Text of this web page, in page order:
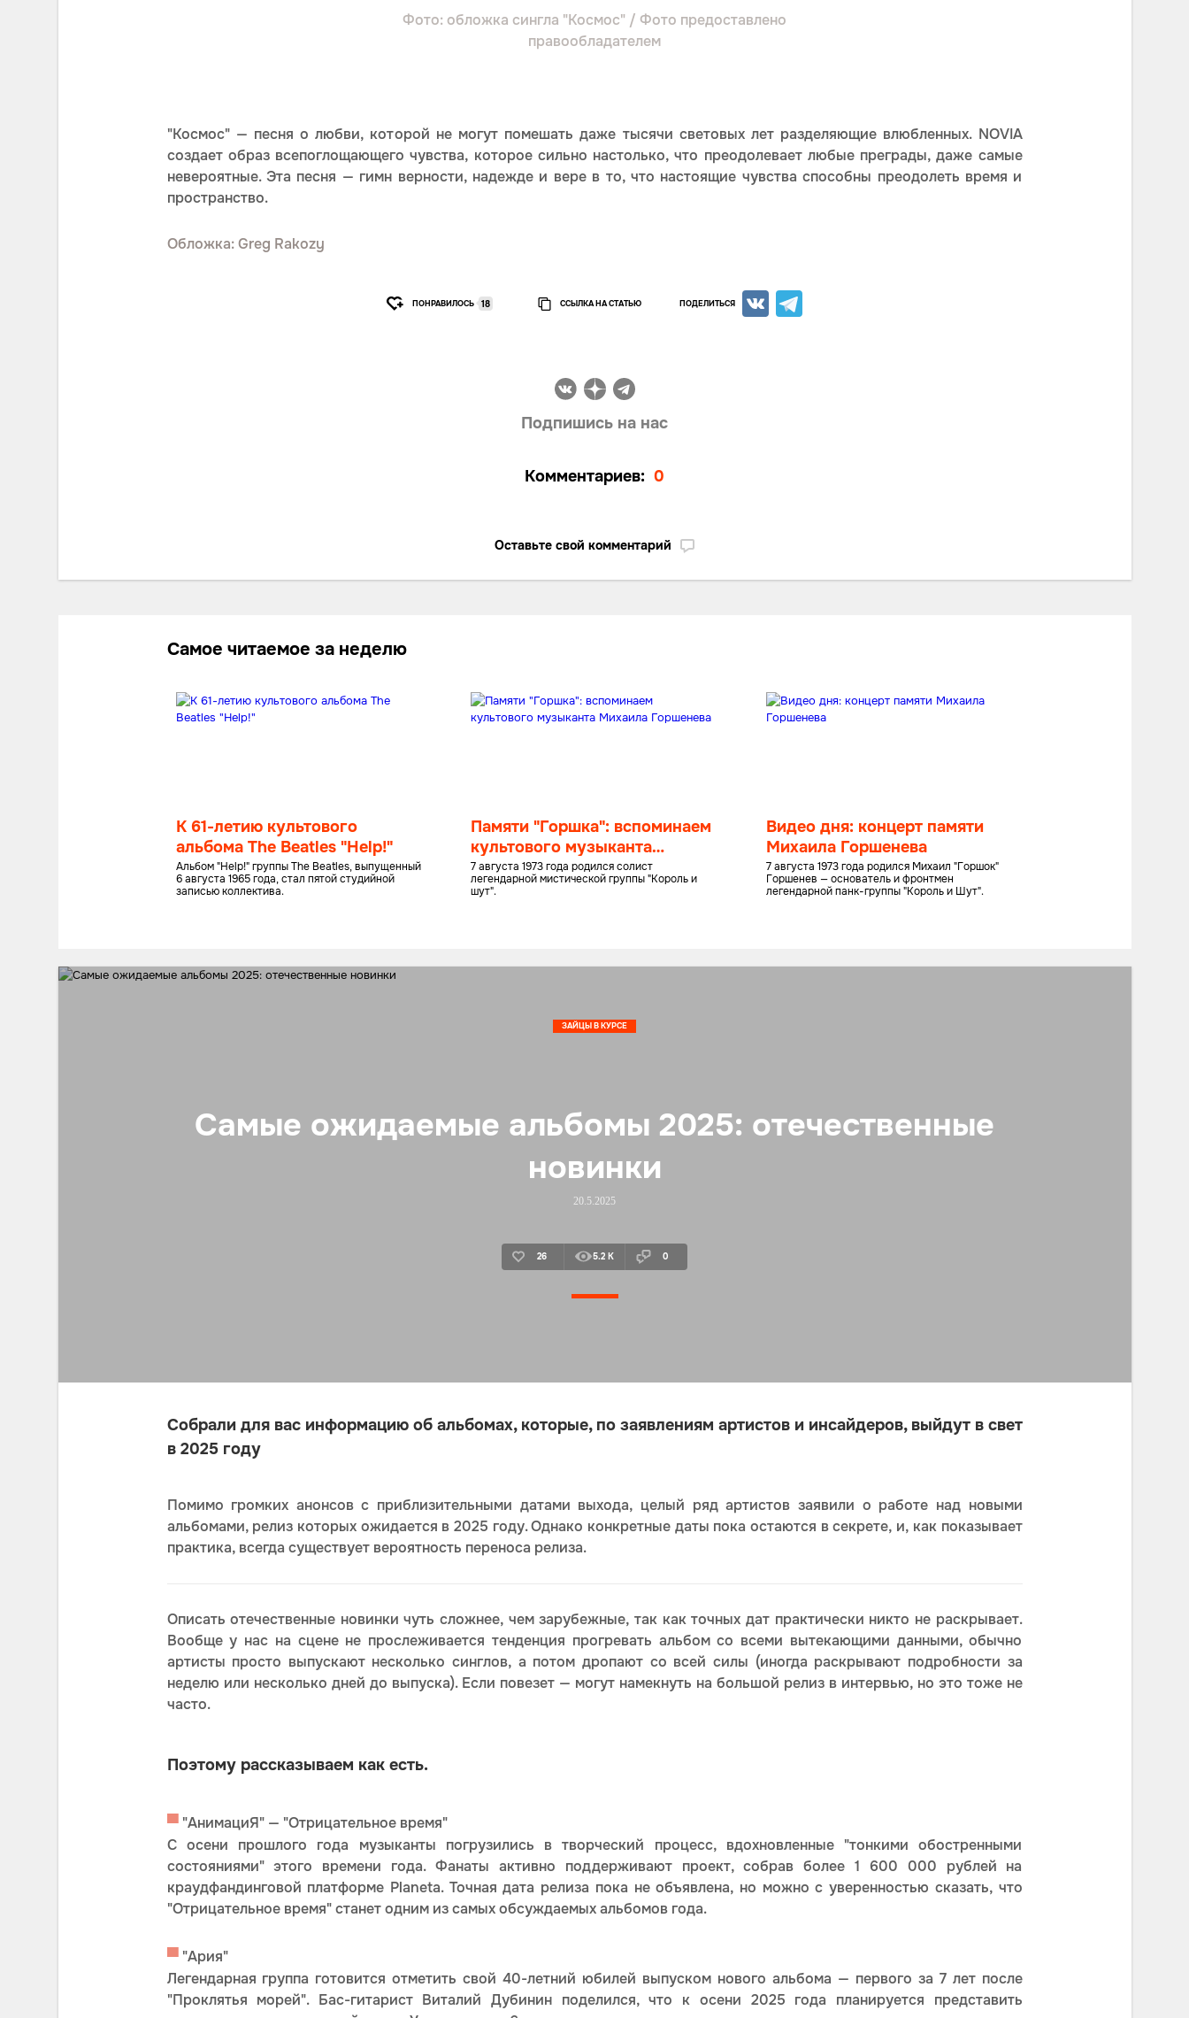
Фото: обложка сингла "Космос" / Фото предоставлено
правообладателем
"Космос" — песня о любви, которой не могут помешать даже тысячи световых лет разделяющие влюбленных. NOVIA
создает образ всепоглощающего чувства, которое сильно настолько, что преодолевает любые преграды, даже самые
невероятные. Эта песня — гимн верности, надежде и вере в то, что настоящие чувства способны преодолеть время и
пространство.
Обложка: Greg Rakozy
ПОНРАВИЛОСЬ 18 ССЫЛКА НА СТАТЬЮ ПОДЕЛИТЬСЯ
Подпишись на нас
Комментариев: 0
Оставьте свой комментарий
Самое читаемое за неделю
К 61-летию культового
альбома The Beatles "Help!"
Альбом "Help!" группы The Beatles, выпущенный
6 августа 1965 года, стал пятой студийной
записью коллектива.
Памяти "Горшка": вспоминаем
культового музыканта
Михаила Горшенева
7 августа 1973 года родился солист
легендарной мистической группы "Король и
шут".
Видео дня: концерт памяти
Михаила Горшенева
7 августа 1973 года родился Михаил "Горшок"
Горшенев — основатель и фронтмен
легендарной панк-группы "Король и Шут".
Самые ожидаемые альбомы 2025: отечественные
новинки
20.5.2025
26 5.2 K 0
ЗАЙЦЫ В КУРСЕ
Собрали для вас информацию об альбомах, которые, по заявлениям артистов и инсайдеров, выйдут в свет
в 2025 году
Помимо громких анонсов с приблизительными датами выхода, целый ряд артистов заявили о работе над новыми
альбомами, релиз которых ожидается в 2025 году. Однако конкретные даты пока остаются в секрете, и, как показывает
практика, всегда существует вероятность переноса релиза.
Описать отечественные новинки чуть сложнее, чем зарубежные, так как точных дат практически никто не раскрывает.
Вообще у нас на сцене не прослеживается тенденция прогревать альбом со всеми вытекающими данными, обычно
артисты просто выпускают несколько синглов, а потом дропают со всей силы (иногда раскрывают подробности за
неделю или несколько дней до выпуска). Если повезет — могут намекнуть на большой релиз в интервью, но это тоже не
часто.
Поэтому рассказываем как есть.
▀"АнимациЯ" — "Отрицательное время"
С осени прошлого года музыканты погрузились в творческий процесс, вдохновленные "тонкими обостренными
состояниями" этого времени года. Фанаты активно поддерживают проект, собрав более 1 600 000 рублей на
краудфандинговой платформе Planeta. Точная дата релиза пока не объявлена, но можно с уверенностью сказать, что
"Отрицательное время" станет одним из самых обсуждаемых альбомов года.
▀"Ария"
Легендарная группа готовится отметить свой 40-летний юбилей выпуском нового альбома — первого за 7 лет после
"Проклятья морей". Бас-гитарист Виталий Дубинин поделился, что к осени 2025 года планируется представить